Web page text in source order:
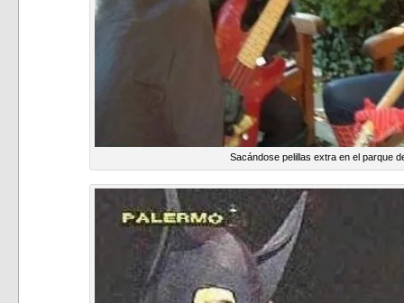
Sacándose pelillas extra en el parque